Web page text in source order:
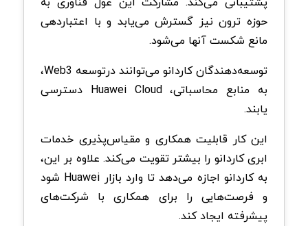
حوزه ترون نیز گسترش می‌یابد و با اعتباردهی
مانع شکست آنها می‌شود.
توسعه‌دهندگان کاردانو می‌توانند درتوسعه Web3،
به منابع محاسباتی، Huawei Cloud دسترسی
یابند.
این کار قابلیت همکاری و مقیاس‌پذیری خدمات
ابری کاردانو را بیشتر تقویت می‌کند. علاوه بر این،
به کاردانو اجازه می‌دهد تا وارد بازار Huawei شود
و فرصت‌هایی را برای همکاری با شرکت‌های
پیشرفته ایجاد کند.